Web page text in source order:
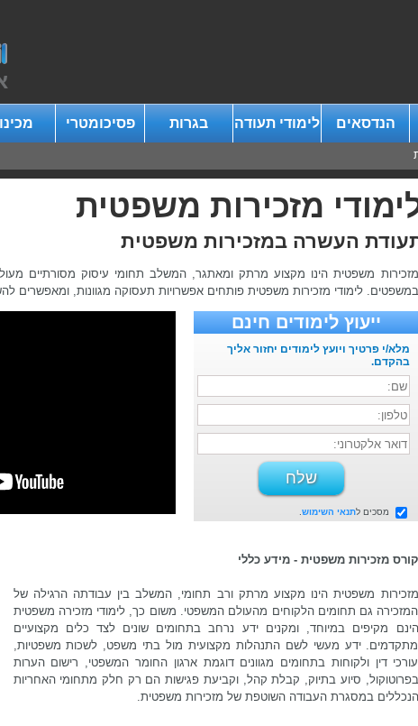
הנדסאים לימודי תעודה בגרות פסיכומטרי
מזכירות משפטית
העשרה במזכירות משפטית
מזכירות משפטית הינו מקצוע מרתק ומאתגר, המשלב תחומי עיסוק מסורתיים
במשפטים. לימודי מזכירות משפטית פותחים אפשרויות תעסוקה מגוונות, ומאפשרים
ייעוץ לימודים חינם
מלא/י פרטיך ויועץ לימודים יחזור אליך
בהקדם.
מסכים לתנאי השימוש
קורס מזכירות משפטית - מידע כללי
מזכירות משפטית הינו מקצוע מרתק ורב תחומי, המשלב בין עבודתה הרגילה של
המזכירה גם תחומים הלקוחים מהעולם המשפטי. משום כך, לימודי מזכירה משפטית
הינם מקיפים במיוחד, ומקנים ידע נרחב בתחומים שונים לצד כלים מקצועיים
מתקדמים. ידע מעשי לשם התנהלות מקצועית מול בתי משפט, לשכות משפטיות,
עורכי דין ולקוחות בתחומים מגוונים דוגמת ארגון החומר המשפטי, רישום הערות
בפרוטוקול, סיוע בתיוק, קבלת קהל, וקביעת פגישות הם רק חלק מתחומי האחריות
הנכללים במסגרת העבודה השוטפת של מזכירות משפטית.